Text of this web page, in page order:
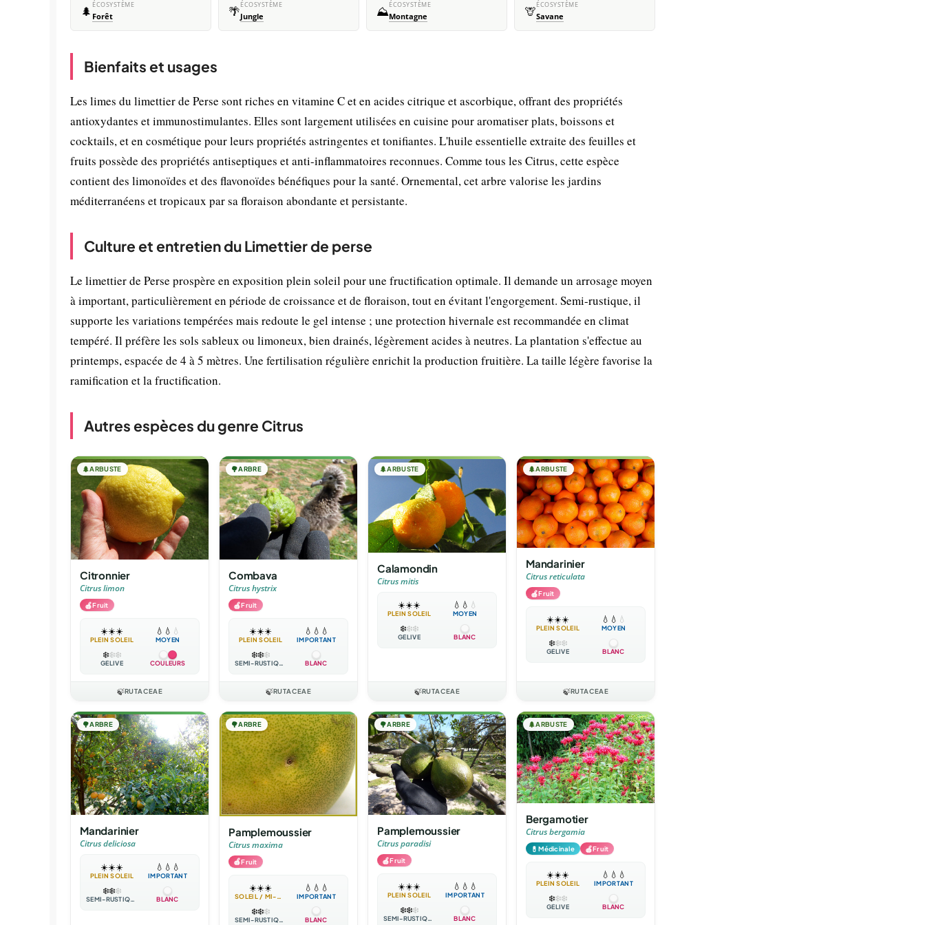
🌲 ÉCOSYSTÈME
Forêt 🌴ÉCOSYSTÈME
Jungle ⛰️ÉCOSYSTÈME
Montagne 🦒ÉCOSYSTÈME
Savane
Bienfaits et usages
Les limes du limettier de Perse sont riches en vitamine C et en acides citrique et ascorbique, offrant des propriétés
antioxydantes et immunostimulantes. Elles sont largement utilisées en cuisine pour aromatiser plats, boissons et
cocktails, et en cosmétique pour leurs propriétés astringentes et tonifiantes. L'huile essentielle extraite des feuilles et
fruits possède des propriétés antiseptiques et anti-inflammatoires reconnues. Comme tous les Citrus, cette espèce
contient des limonoïdes et des flavonoïdes bénéfiques pour la santé. Ornemental, cet arbre valorise les jardins
méditerranéens et tropicaux par sa floraison abondante et persistante.
Culture et entretien du Limettier de perse
Le limettier de Perse prospère en exposition plein soleil pour une fructification optimale. Il demande un arrosage moyen
à important, particulièrement en période de croissance et de floraison, tout en évitant l'engorgement. Semi-rustique, il
supporte les variations tempérées mais redoute le gel intense ; une protection hivernale est recommandée en climat
tempéré. Il préfère les sols sableux ou limoneux, bien drainés, légèrement acides à neutres. La plantation s'effectue au
printemps, espacée de 4 à 5 mètres. Une fertilisation régulière enrichit la production fruitière. La taille légère favorise la
ramification et la fructification.
Autres espèces du genre Citrus
🌲ARBUSTE
Citronnier
Citrus limon
🍎Fruit
☀️☀️☀️
PLEIN SOLEIL
💧 💧 💧
MOYEN
❄️❄️❄️
GÉLIVE COULEURS
🍃RUTACEAE
🌳ARBRE
Combava
Citrus hystrix
🍎Fruit
☀️☀️☀️
PLEIN SOLEIL
💧 💧 💧
IMPORTANT
❄️❄️❄️
SEMI-RUSTIQUE BLANC
🍃RUTACEAE
🌲ARBUSTE
Calamondin
Citrus mitis
☀️☀️☀️
PLEIN SOLEIL
💧 💧 💧
MOYEN
❄️❄️❄️
GÉLIVE BLANC
🍃RUTACEAE
🌲ARBUSTE
Mandarinier
Citrus reticulata
🍎Fruit
☀️☀️☀️
PLEIN SOLEIL
💧 💧 💧
MOYEN
❄️❄️❄️
GÉLIVE BLANC
🍃RUTACEAE
🌳ARBRE
Mandarinier
Citrus deliciosa
☀️☀️☀️
PLEIN SOLEIL
💧 💧 💧
IMPORTANT
❄️❄️❄️
SEMI-RUSTIQUE BLANC
🌳ARBRE
Pamplemoussier
Citrus maxima
🍎Fruit
☀️☀️☀️
SOLEIL / MI-OMBRE
💧 💧 💧
IMPORTANT
❄️❄️❄️
SEMI-RUSTIQUE BLANC
🌳ARBRE
Pamplemoussier
Citrus paradisi
🍎Fruit
☀️☀️☀️
PLEIN SOLEIL
💧 💧 💧
IMPORTANT
❄️❄️❄️
SEMI-RUSTIQUE BLANC
🌲ARBUSTE
Bergamotier
Citrus bergamia
💊Médicinale 🍎Fruit
☀️☀️☀️
PLEIN SOLEIL
💧 💧 💧
IMPORTANT
❄️❄️❄️
GÉLIVE BLANC